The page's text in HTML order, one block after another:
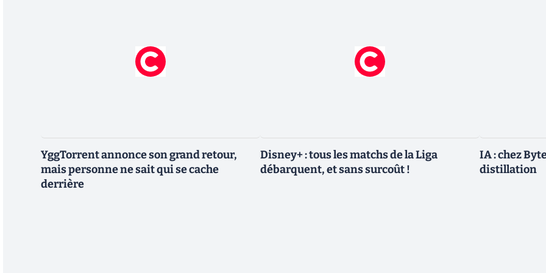
YggTorrent annonce son grand retour,
mais personne ne sait qui se cache
derrière
Disney+ : tous les matchs de la Liga
débarquent, et sans surcoût !
IA : chez
distillation